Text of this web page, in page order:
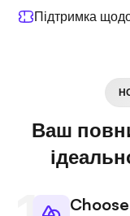
Підтримка
Ваш